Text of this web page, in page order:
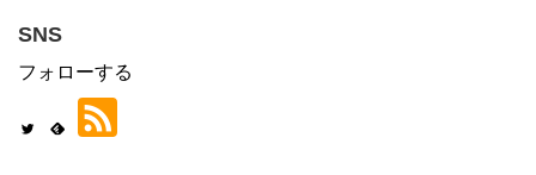
SNS
フォローする